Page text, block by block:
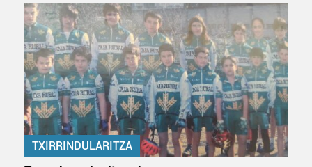
buruzko informazio gehiago eta ezarri zure lehentasunak
datuen atalean. Edozein unetan alda edo ken dezakezu
zure baimena Cookieen adierazpenean.
Webgune honek cookie propioak eta hirugarrenen cookie-
fitxategiak erabiltzen ditu. Zure esperientzia eta
zerbitzuak hobetzeko asmoz, cookie teknologiaz
baliatzen gara. Ohar hau onartuz gero, teknologia hori
erabiltzeko baimen esplizitua ematen diguzu.Gehiago
irakurri
TXIRRINDULARITZA